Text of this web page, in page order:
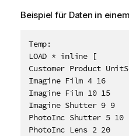
Beispiel für Daten in
Temp:
LOAD * inline [
Customer Product
Imagine Film 4 16
Imagine Film 10 15
Imagine Shutter 9 9
PhotoInc Shutter 5 10
PhotoInc Lens 2 20